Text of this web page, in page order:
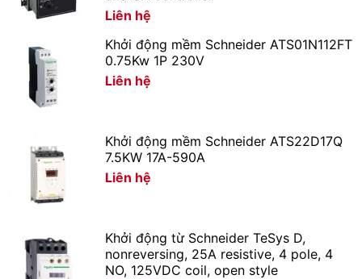
Liên hệ
Khởi động mềm Schneider ATS01N112FT
0.75Kw 1P 230V
Liên hệ
Khởi động mềm Schneider ATS22D17Q
7.5KW 17A-590A
Liên hệ
Khởi động từ Schneider TeSys D,
nonreversing, 25A resistive, 4 pole, 4
NO, 125VDC coil, open style